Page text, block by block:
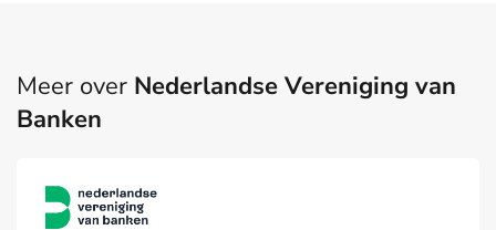
Meer over Nederlandse Vereniging van
Banken